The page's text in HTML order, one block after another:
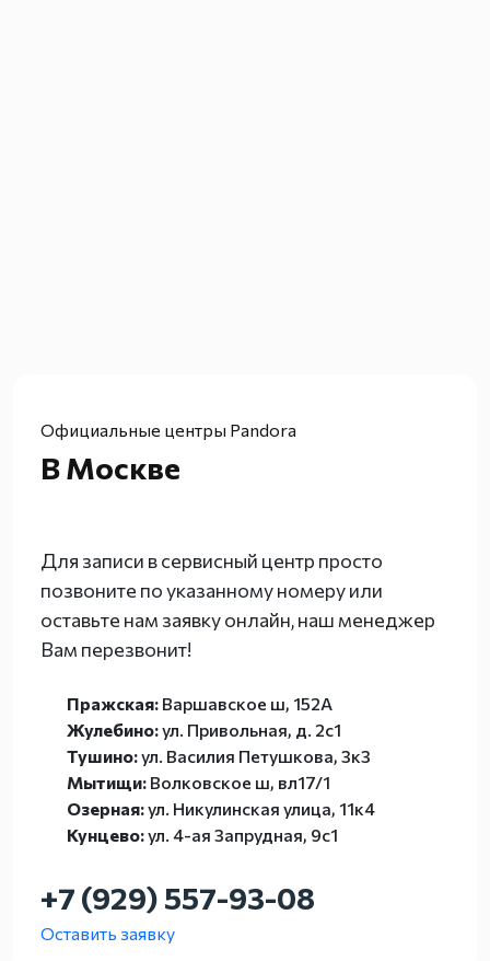
Официальные центры Pandora
В Москве
Для записи в сервисный центр просто
позвоните по указанному номеру или
оставьте нам заявку онлайн, наш менеджер
Вам перезвонит!
Пражская: Варшавское ш, 152А
Жулебино:ул. Привольная, д. 2с1
Тушино:ул. Василия Петушкова, 3к3
Мытищи: Волковское ш, вл17/1
Озерная:ул. Никулинская улица, 11к4
Кунцево:ул. 4-ая Запрудная, 9с1
+7 (929) 557-93-08
Оставить заявку